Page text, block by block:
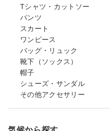
Tシャツ・カットソー
パンツ
スカート
ワンピース
バッグ・リュック
靴下（ソックス）
帽子
シューズ・サンダル
その他アクセサリー